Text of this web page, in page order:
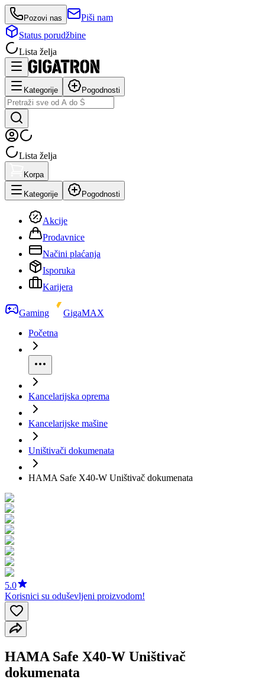
Pozovi nas
Piši nam
Status porudžbine
Lista želja
Kategorije Pogodnosti
Lista želja
Korpa
Kategorije Pogodnosti
Akcije
Prodavnice
Načini plaćanja
Isporuka
Karijera
Gaming
GigaMAX
Početna
Kancelarijska oprema
Kancelarijske mašine
Uništivači dokumenata
HAMA Safe X40-W Uništivač dokumenata
5.0
Korisnici su oduševljeni proizvodom!
HAMA Safe X40-W Uništivač
dokumenata